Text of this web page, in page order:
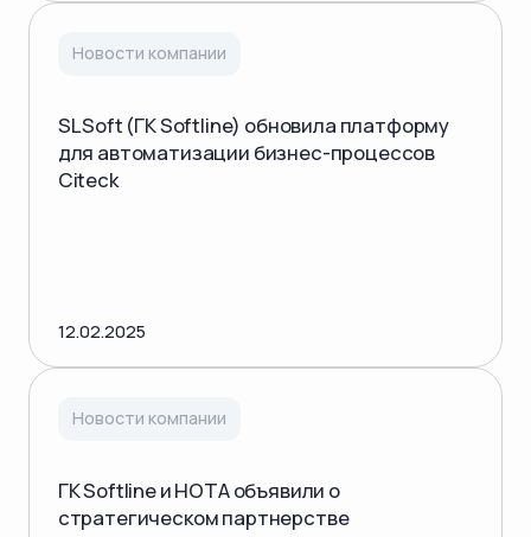
Новости компании
SL Soft (ГК Softline) обновила платформу
для автоматизации бизнес-процессов
Citeck
12.02.2025
Новости компании
ГК Softline и НОТА объявили о
стратегическом партнерстве